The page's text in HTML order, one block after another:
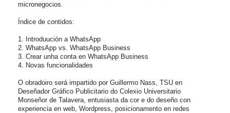
micronegocios.
Índice de contidos:
1. Introduución a WhatsApp
2. WhatsApp vs. WhatsApp Business
3. Crear unha conta en WhatsApp Business
4. Novas funcionalidades
O obradoiro será impartido por Guillermo Nass, TSU en
Deseñador Gráfico Publicitario do Colexio Universitario
Monseñor de Talavera, entusiasta da cor e do deseño con
experiencia en web, Wordpress, posicionamento en redes